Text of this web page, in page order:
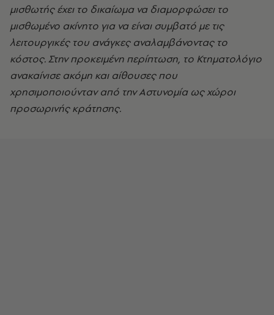
μισθωτής έχει το δικαίωμα να διαμορφώσει το
μισθωμένο ακίνητο για να είναι συμβατό με τις
λειτουργικές του ανάγκες αναλαμβάνοντας το
κόστος. Στην προκειμένη περίπτωση, το Κτηματολόγιο
ανακαίνισε ακόμη και αίθουσες που
χρησιμοποιούνταν από την Αστυνομία ως χώροι
προσωρινής κράτησης.